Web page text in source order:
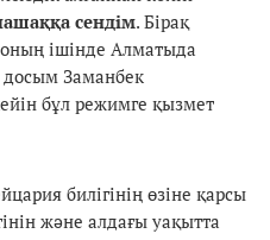
сендім. Бірақ
ішінде Алматыда
досым Заманбек
бұл режимге қызмет
билігінің өзіне қарсы
және алдағы уақытта